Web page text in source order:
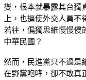
燮，根本就暴露其台獨
上，也逼使外交人員
若往，偏獨思維慢慢侵
中華民國？
然而，民進黨只不過是
在野黨咆哮，卻不敢真